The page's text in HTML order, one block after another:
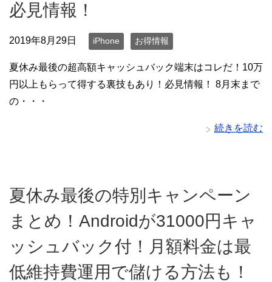
必見情報！
2019年8月29日 iPhone お得情報
夏休み最後の超高額キャッシュバック端末はコレだ！10万
円以上もらって得する裏技もあり！必見情報！ 8月末まで
の・・・
続きを読む
夏休み最後の特別キャンペーン
まとめ！Androidが31000円キャ
ッシュバック付！月額料金は最
低維持費運用で儲ける方法も！